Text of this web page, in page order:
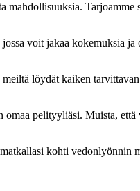
mahdollisuuksia. Tarjoamme
voit jakaa kokemuksia
löydät kaiken
pelityyliäsi. Muista,
kohti vedonlyönnin